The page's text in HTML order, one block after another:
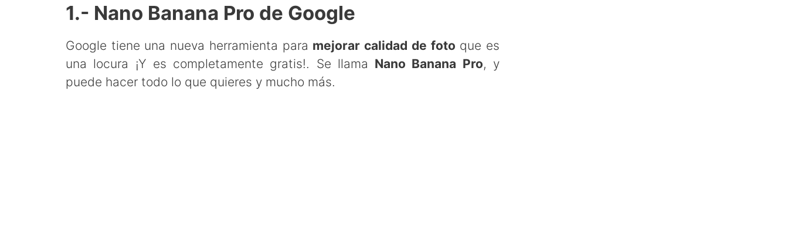
1.- Nano Banana Pro de Google
Google tiene una nueva herramienta para mejorar calidad de foto que es
una locura ¡Y es completamente gratis!. Se llama Nano Banana Pro, y
puede hacer todo lo que quieres y mucho más.